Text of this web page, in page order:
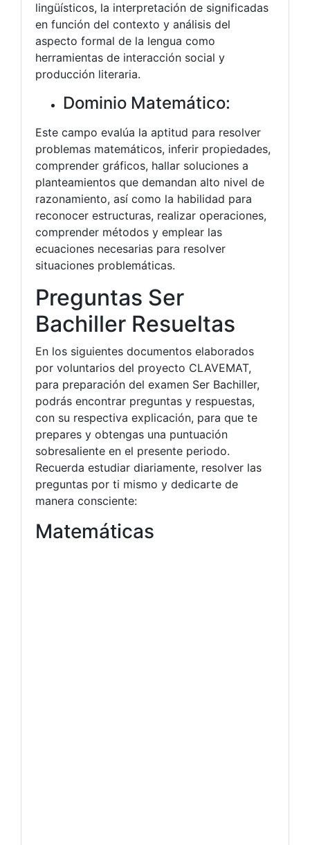
lingüísticos, la interpretación de significadas
en función del contexto y análisis del
aspecto formal de la lengua como
herramientas de interacción social y
producción literaria.
Dominio Matemático:
Este campo evalúa la aptitud para resolver
problemas matemáticos, inferir propiedades,
comprender gráficos, hallar soluciones a
planteamientos que demandan alto nivel de
razonamiento, así como la habilidad para
reconocer estructuras, realizar operaciones,
comprender métodos y emplear las
ecuaciones necesarias para resolver
situaciones problemáticas.
Preguntas Ser
Bachiller Resueltas
En los siguientes documentos elaborados
por voluntarios del proyecto CLAVEMAT,
para preparación del examen Ser Bachiller,
podrás encontrar preguntas y respuestas,
con su respectiva explicación, para que te
prepares y obtengas una puntuación
sobresaliente en el presente periodo.
Recuerda estudiar diariamente, resolver las
preguntas por ti mismo y dedicarte de
manera consciente:
Matemáticas